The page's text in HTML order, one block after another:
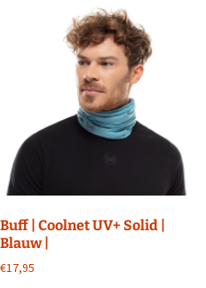
Buff | Coolnet UV+ Solid |
Blauw |
€17,95